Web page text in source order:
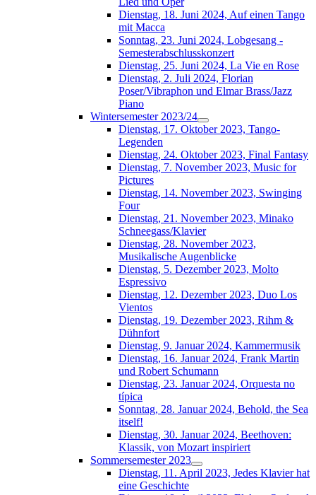
Dienstag, 18. Juni 2024, Auf einen Tango
mit Macca
Sonntag, 23. Juni 2024, Lobgesang -
Semesterabschlusskonzert
Dienstag, 25. Juni 2024, La Vie en Rose
Dienstag, 2. Juli 2024, Florian
Poser/Vibraphon und Elmar Brass/Jazz
Piano
Wintersemester 2023/24
Dienstag, 17. Oktober 2023, Tango-
Legenden
Dienstag, 24. Oktober 2023, Final Fantasy
Dienstag, 7. November 2023, Music for
Pictures
Dienstag, 14. November 2023, Swinging
Four
Dienstag, 21. November 2023, Minako
Schneegass/Klavier
Dienstag, 28. November 2023,
Musikalische Augenblicke
Dienstag, 5. Dezember 2023, Molto
Espressivo
Dienstag, 12. Dezember 2023, Duo Los
Vientos
Dienstag, 19. Dezember 2023, Rihm &
Dühnfort
Dienstag, 9. Januar 2024, Kammermusik
Dienstag, 16. Januar 2024, Frank Martin
und Robert Schumann
Dienstag, 23. Januar 2024, Orquesta no
típica
Sonntag, 28. Januar 2024, Behold, the Sea
itself!
Dienstag, 30. Januar 2024, Beethoven:
Klassik, von Mozart inspiriert
Sommersemester 2023
Dienstag, 11. April 2023, Jedes Klavier hat
eine Geschichte